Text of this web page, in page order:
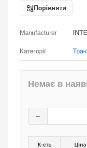
Порівняти
Manufacturer
Категорії
Немає в
−
К-сть